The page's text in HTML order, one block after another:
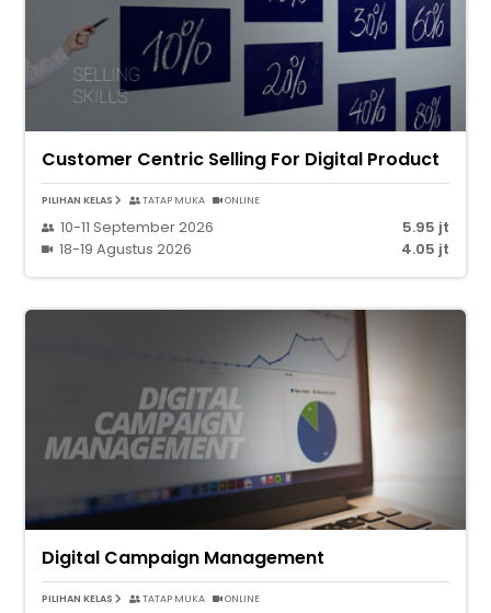
Customer Centric Selling For Digital Product
PILIHAN KELAS TATAP MUKA ONLINE
10-11 September 2026
5.95 jt
18-19 Agustus 2026
4.05 jt
Digital Campaign Management
PILIHAN KELAS TATAP MUKA ONLINE